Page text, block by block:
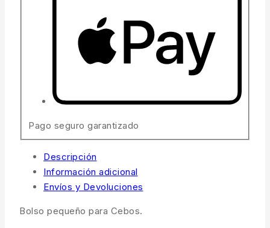
Pago seguro garantizado
Descripción
Información adicional
Envíos y Devoluciones
Bolso pequeño para Cebos.